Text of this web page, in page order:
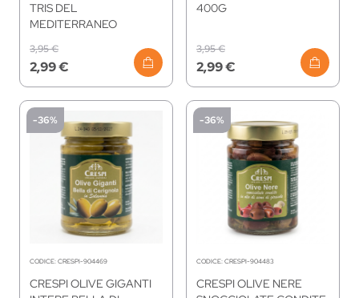
TRIS DEL
MEDITERRANEO
2,99 €
3,95 €
400G
2,99 €
3,95 €
-36%
CODICE: CRESPI-904469
CRESPI OLIVE GIGANTI
-36%
CODICE: CRESPI-904483
CRESPI OLIVE NERE